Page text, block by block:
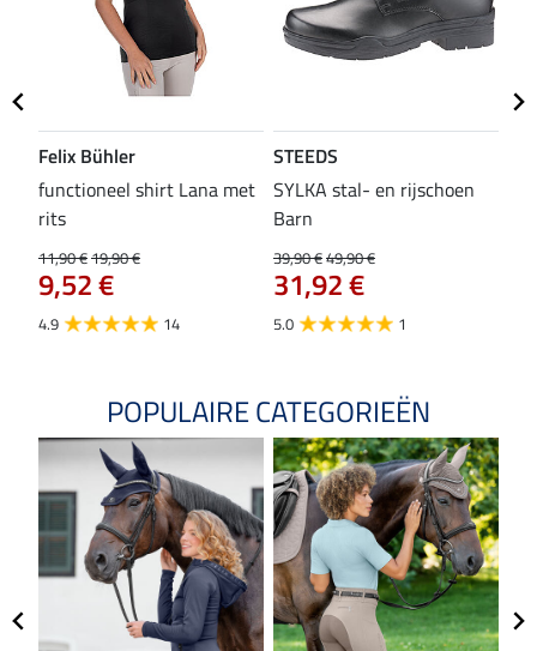
Felix Bühler
functioneel shirt Lana met
rits
11,90 €19,90 €
9,52 €
4.9 14
STEEDS
SYLKA stal- en rijschoen
Barn
39,90 €49,90 €
31,92 €
5.0 1
POPULAIRE CATEGORIEËN